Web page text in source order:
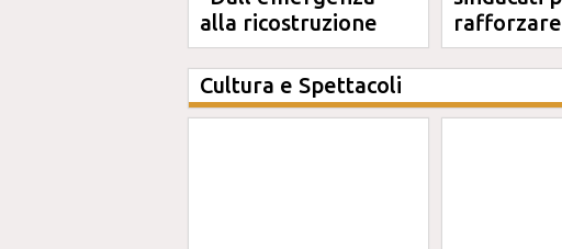
alla ricostruzione
definitiva"
Cultura e Spettacoli